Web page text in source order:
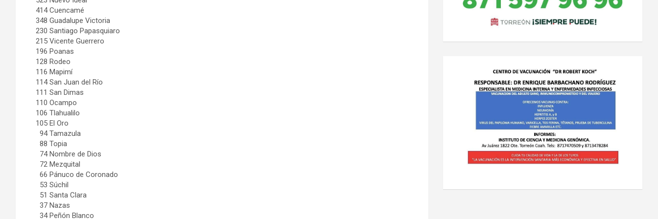
414 Cuencamé
348 Guadalupe Victoria
230 Santiago Papasquiaro
215 Vicente Guerrero
196 Poanas
128 Rodeo
116 Mapimí
114 San Juan del Río
111 San Dimas
110 Ocampo
106 Tlahualilo
105 El Oro
94 Tamazula
88 Topia
74 Nombre de Dios
72 Mezquital
66 Pánuco de Coronado
53 Súchil
51 Santa Clara
37 Nazas
34 Peñón Blanco